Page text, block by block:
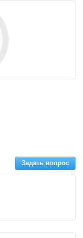
Задать вопрос